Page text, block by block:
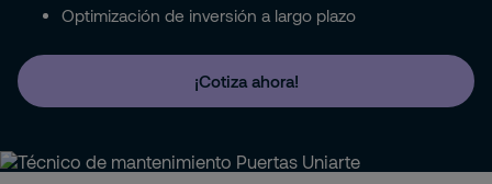
Optimización de inversión a largo plazo
¡Cotiza ahora!